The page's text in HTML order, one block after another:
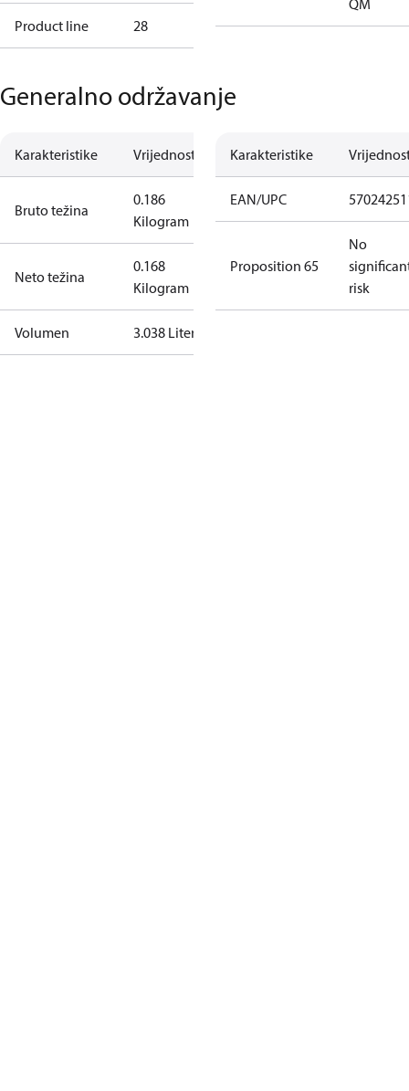
Product line 28
QM
Generalno održavanje
Karakteristike Vrijednost
Bruto težina
0.186
Kilogram
Neto težina
0.168
Kilogram
Volumen 3.038 Liter
Karakteristike
EAN/UPC
Proposition 65
No
risk